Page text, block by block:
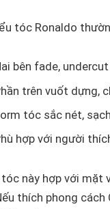
tóc Ronaldo
bên fade,
trên vuốt dựng,
tóc sắc nét,
hợp với người
này hợp với mặt
thích phong